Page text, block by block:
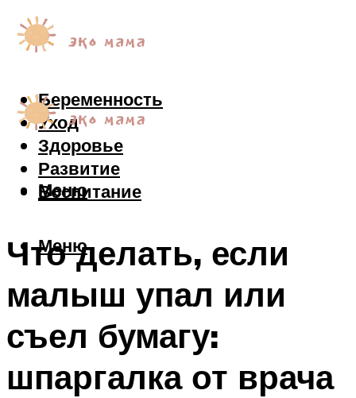
Беременность
Уход
Здоровье
Развитие
Воспитание
Меню
Меню
Что делать, если
малыш упал или
съел бумагу:
шпаргалка от врача